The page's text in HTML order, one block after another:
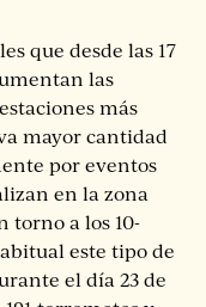
que desde las 17
las
más
mayor cantidad
por eventos
en la zona
torno a los 10-
este tipo de
el día 23 de